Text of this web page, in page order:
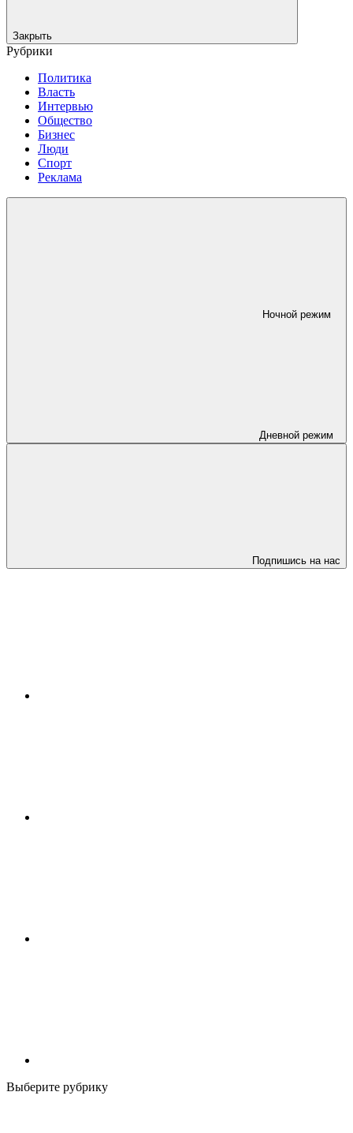
Закрыть
Рубрики
Политика
Власть
Интервью
Общество
Бизнес
Люди
Спорт
Реклама
Ночной режим
Дневной режим
Подпишись на нас
Выберите рубрику